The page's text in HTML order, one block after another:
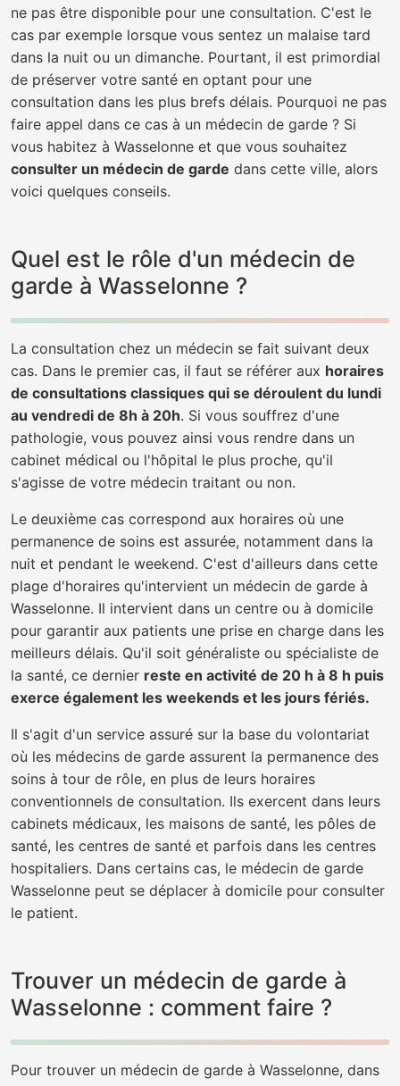
ne pas être disponible pour une consultation. C'est le
cas par exemple lorsque vous sentez un malaise tard
dans la nuit ou un dimanche. Pourtant, il est primordial
de préserver votre santé en optant pour une
consultation dans les plus brefs délais. Pourquoi ne pas
faire appel dans ce cas à un médecin de garde ? Si
vous habitez à Wasselonne et que vous souhaitez
consulter un médecin de garde dans cette ville, alors
voici quelques conseils.
Quel est le rôle d'un médecin de
garde à Wasselonne ?
La consultation chez un médecin se fait suivant deux
cas. Dans le premier cas, il faut se référer aux horaires
de consultations classiques qui se déroulent du lundi
au vendredi de 8h à 20h. Si vous souffrez d'une
pathologie, vous pouvez ainsi vous rendre dans un
cabinet médical ou l'hôpital le plus proche, qu'il
s'agisse de votre médecin traitant ou non.
Le deuxième cas correspond aux horaires où une
permanence de soins est assurée, notamment dans la
nuit et pendant le weekend. C'est d'ailleurs dans cette
plage d'horaires qu'intervient un médecin de garde à
Wasselonne. Il intervient dans un centre ou à domicile
pour garantir aux patients une prise en charge dans les
meilleurs délais. Qu'il soit généraliste ou spécialiste de
la santé, ce dernier reste en activité de 20 h à 8 h puis
exerce également les weekends et les jours fériés.
Il s'agit d'un service assuré sur la base du volontariat
où les médecins de garde assurent la permanence des
soins à tour de rôle, en plus de leurs horaires
conventionnels de consultation. Ils exercent dans leurs
cabinets médicaux, les maisons de santé, les pôles de
santé, les centres de santé et parfois dans les centres
hospitaliers. Dans certains cas, le médecin de garde
Wasselonne peut se déplacer à domicile pour consulter
le patient.
Trouver un médecin de garde à
Wasselonne : comment faire ?
Pour trouver un médecin de garde à Wasselonne, dans